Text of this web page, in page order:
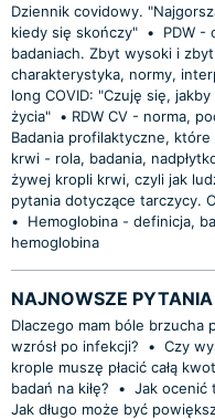
Dziennik covidowy.
kiedy się skończy" •
PDW -
badaniach. Zbyt wysoki i
charakterystyka, normy,
long COVID: "Czuję się,
życia" • ​RDW CV - norma,
Badania profilaktyczne,
krwi - rola, badania,
żywej kropli krwi, czyli jak
pytania dotyczące tarczycy.
•
Hemoglobina - definicja,
hemoglobina
NAJNOWSZE
Dlaczego mam bóle brzucha
wzrósł po infekcji?
• Czy
krople muszę płacić całą
badań na kiłę?
• Jak ocenić
Jak długo może być